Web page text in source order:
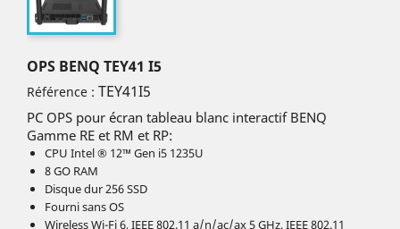
OPS BENQ TEY41 I5
Référence : TEY41I5
PC OPS pour écran tableau blanc interactif BENQ
Gamme RE et RM et RP:
CPU Intel ® 12™ Gen i5 1235U
8 GO RAM
Disque dur 256 SSD
Fourni sans OS
Wireless Wi-Fi 6, IEEE 802.11 a/n/ac/ax 5 GHz, IEEE 802.11